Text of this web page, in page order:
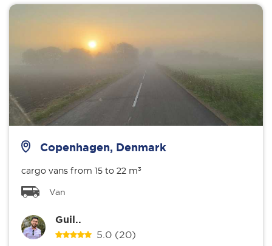
Copenhagen, Denmark
cargo vans from 15 to 22 m³
Van
Guil..
5.0 (20)